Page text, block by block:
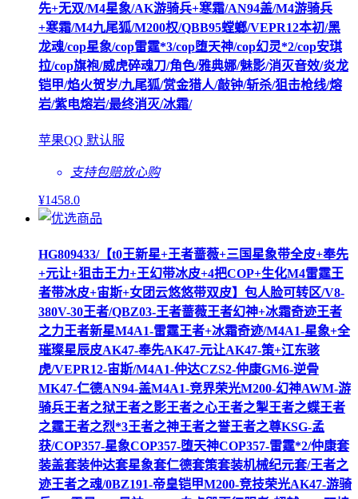
先+无双/M4星象/AK游骑兵+寒霜/AN94盖/M4游骑兵
+寒霜/M4九尾狐/M200权/QBB95螳螂/VEPR12本初/黑
龙魂/cop星象/cop雷霆*3/cop堕天神/cop幻灵*2/cop安琪
拉/cop旗袍/威虎碎魂刀/角色/雅典娜/魅影/消灭音效/炎龙
铠甲/焰火贺岁/九尾狐/赏金猎人/敲钟/斩杀/狙击枪线/熔
岩/紫电熔岩/最终消灭/冰霜/
苹果QQ 默认服
支持包赔放心购
¥1458.0
HG809433/【t0王新星+王者蔷薇+三国星象带全皮+奉先
+元让+狙击王力+王幻带冰皮+4把COP+生化M4雷霆王
者带冰皮+宙斯+女团云悠悠带双皮】包人脸可转区/V8-
380V-30王者/QBZ03-王者蔷薇王者幻神+冰霜奇迹王者
之力王者新星M4A1-雷霆王者+冰霜奇迹/M4A1-星象+全
璀璨星辰皮AK47-奉先AK47-元让AK47-策+江东骇
虎/VEPR12-宙斯/M4A1-仲达CZS2-仲康GM6-逆骨
MK47-仁德AN94-盖M4A1-竞界荣光M200-幻神AWM-游
骑兵王者之狱王者之影王者之心王者之掣王者之蝶王者
之霆王者之烈*3王者之神王者之誉王者之尊KSG-孟
获/COP357-星象COP357-堕天神COP357-雷霆*2/仲康套
装盖套装仲达套星象套仁德套策套装机械纪元套/王者之
迹王者之魂/0BZ191-帝皇铠甲M200-竞技荣光AK47-游骑